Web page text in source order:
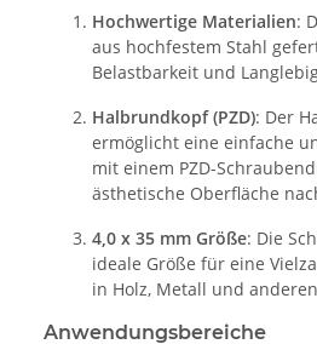
Hochwertige Materialien:
aus hochfestem Stahl
Belastbarkeit und
Halbrundkopf (PZD): Der
ermöglicht eine einfache
mit einem PZD-
ästhetische Oberfläche
4,0 x 35 mm Größe: Die
ideale Größe für eine
in Holz, Metall und
Anwendungsbereiche